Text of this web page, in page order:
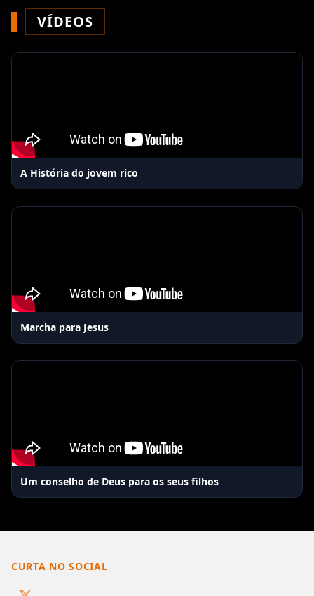
VÍDEOS
A História do jovem rico
Marcha para Jesus
Um conselho de Deus para os seus filhos
CURTA NO SOCIAL